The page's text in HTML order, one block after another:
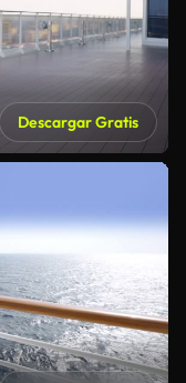
Descargar Gratis